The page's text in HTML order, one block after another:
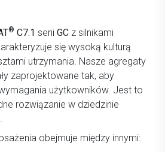
® C7.1 serii GC z silnikami
się wysoką kulturą
utrzymania. Nasze agregaty
zaprojektowane tak, aby
użytkowników. Jest to
rozwiązanie w dziedzinie
obejmuje między innymi: